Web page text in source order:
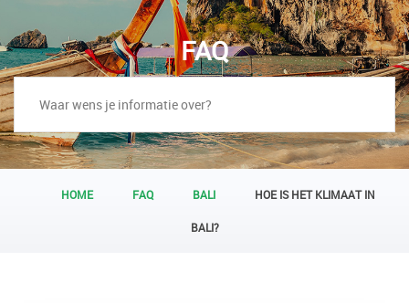
FAQ
HOME FAQ BALI HOE IS HET KLIMAAT IN
BALI?